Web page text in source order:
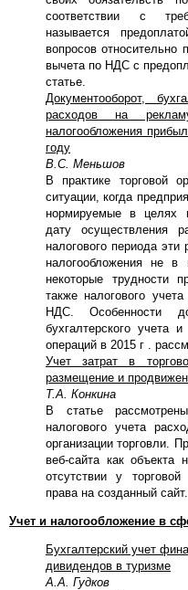
соответствии с
называется
вопросов относительно
вычета по НДС с
статье.
Документооборот,
расходов на
налогообложения
году
В.С. Меньшов
В практике торговой
ситуации, когда
нормируемые в целях
дату осуществления
налогового периода
налогообложения не
некоторые трудности
также налогового
НДС. Особенности
бухгалтерского учета
операций в 2015 г .
Учет затрат в
размещение и
Т.А. Конкина
В статье
налогового учета
организации торговли.
веб-сайта как объекта
отсутствии у торговой
права на созданный сайт.
Учет и налогообложение в
Бухгалтерский учет
дивидендов в туризме
А.А. Гудков